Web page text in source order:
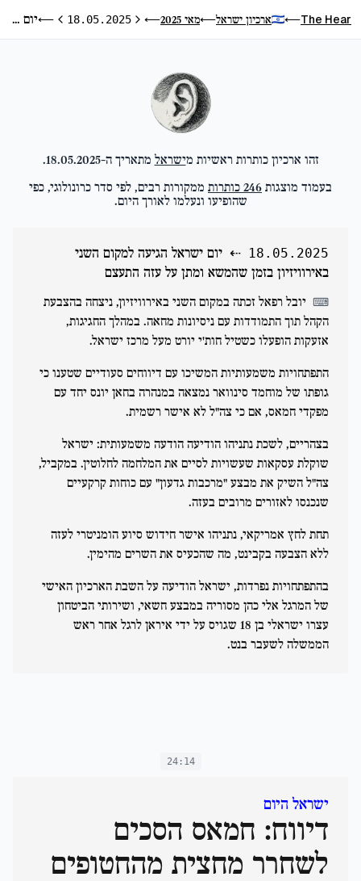
The Hear
⟵ ארכיון ישראל⟵מאי 2025 ⟵היום הקודם
18.05.2025 היום הבא
⟵ יום ישראל הגיעה למקום השני באירוויזיון בזמן שהמשא ומתן על עזה התעצם
זהו ארכיון כותרות ראשיות מישראלמתאריך ה-18.05.2025
.
בעמוד מוצגות 246 כותרות ממקורות רבים, לפי סדר כרונולוגי, כפי
שהופיעו ונעלמו לאורך היום.
18.05.2025
⇠ יום ישראל הגיעה למקום השני
באירוויזיון בזמן שהמשא ומתן על עזה התעצם
⌨ יובל רפאל זכתה במקום השני באירוויזיון, ניצחה בהצבעת
הקהל תוך התמודדות עם ניסיונות מחאה. במהלך החגיגות,
אזעקות הופעלו כשטיל חות'י יורט מעל מרכז ישראל.
התפתחויות משמעותיות המשיכו עם דיווחים סעודיים שטענו כי
גופתו של מוחמד סינוואר נמצאה במנהרה בחאן יונס יחד עם
מפקדי חמאס, אם כי צה"ל לא אישר רשמית.
בצהריים, לשכת נתניהו הודיעה הודעה משמעותית: ישראל
שוקלת עסקאות שעשויות לסיים את המלחמה לחלוטין. במקביל,
צה"ל השיק את מבצע "מרכבות גדעון" עם כוחות קרקעיים
שנכנסו לאזורים מרובים בעזה.
תחת לחץ אמריקאי, נתניהו אישר חידוש סיוע הומניטרי לעזה
ללא הצבעה בקבינט, מה שהכעיס את השרים מהימין.
בהתפתחויות נפרדות, ישראל הודיעה על השבת הארכיון האישי
של המרגל אלי כהן מסוריה במבצע חשאי, ושירותי הביטחון
עצרו ישראלי בן 18 שגויס על ידי איראן לרגל אחר ראש
הממשלה לשעבר בנט.
24:14
ישראל היום
דיווח: חמאס הסכים
לשחרר מחצית מהחטופים